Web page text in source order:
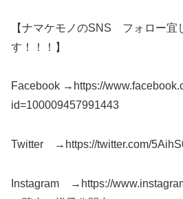
【ナマケモノのSNS フォロー宜
す！！！】
Facebook →https://
id=100009457991443
Twitter →https://twitter.com/
Instagram →https://